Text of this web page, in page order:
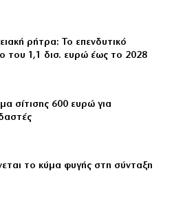
ρήτρα: Το επενδυτικό
του 1,1 δισ. ευρώ έως το 2028
σίτισης 600 ευρώ για
το κύμα φυγής στη σύνταξη